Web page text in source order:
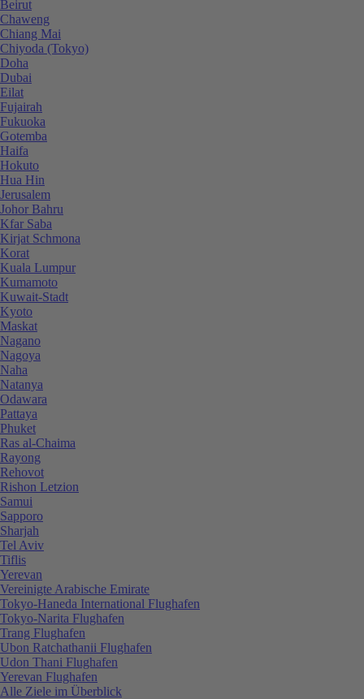
Beirut
Chaweng
Chiang Mai
Chiyoda (Tokyo)
Doha
Dubai
Eilat
Fujairah
Fukuoka
Gotemba
Haifa
Hokuto
Hua Hin
Jerusalem
Johor Bahru
Kfar Saba
Kirjat Schmona
Korat
Kuala Lumpur
Kumamoto
Kuwait-Stadt
Kyoto
Maskat
Nagano
Nagoya
Naha
Natanya
Odawara
Pattaya
Phuket
Ras al-Chaima
Rayong
Rehovot
Rishon Letzion
Samui
Sapporo
Sharjah
Tel Aviv
Tiflis
Yerevan
Vereinigte Arabische Emirate
Tokyo-Haneda International Flughafen
Tokyo-Narita Flughafen
Trang Flughafen
Ubon Ratchathanii Flughafen
Udon Thani Flughafen
Yerevan Flughafen
Alle Ziele im Überblick